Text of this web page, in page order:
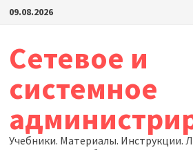
Перейти
09.08.2026
Сетевое и
системное
Учебники. Материалы. Инструкции.